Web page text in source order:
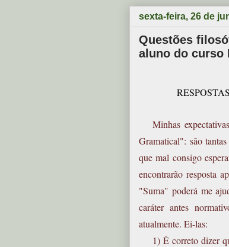
sexta-feira, 26 de
Questões
aluno do curso
Minhas
Gramatical": são
que mal consigo
encontrarão resposta
"Suma" poderá me
caráter antes
atualmente. Ei-las:
1) É correto dizer